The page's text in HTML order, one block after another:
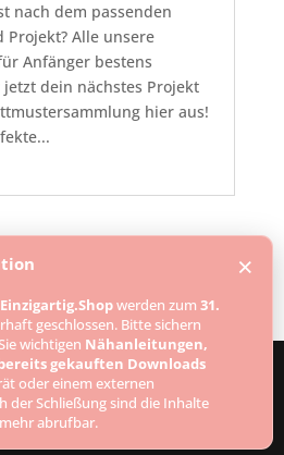
nach dem passenden
Alle unsere
Anfänger bestens
dein nächstes Projekt
hier aus!
Next Entries »
Themes| Powered by
WordPress
Einzigartig.Shopwerden zum 31.
geschlossen. Bitte sichern
wichtigen Nähanleitungen,
gekauften Downloads
oder einem externen
der Schließung sind die Inhalte
abrufbar.
×